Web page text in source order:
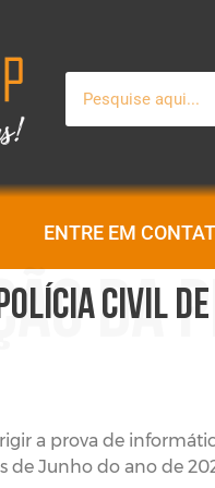
ENTRE EM
DA
CIVIL
a prova de
de Junho do ano de